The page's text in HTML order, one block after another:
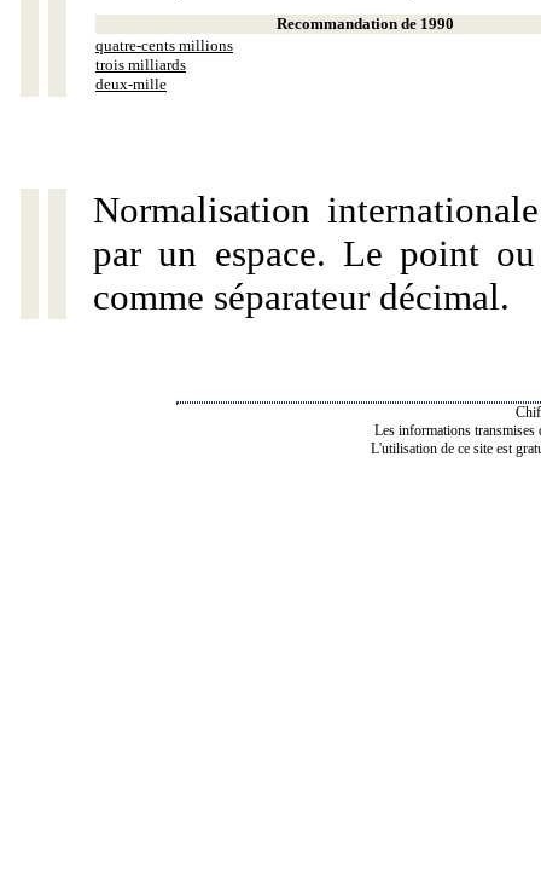
Recommandation de 1990
quatre-cents millions
trois milliards
deux-mille
Normalisation
par un espace. Le point
comme séparateur décimal.
Les informations transmises
L'utilisation de ce site est